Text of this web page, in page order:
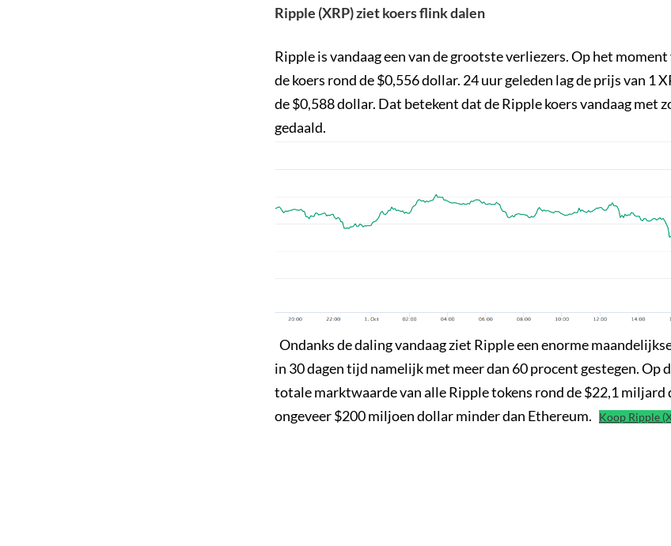
Ripple (XRP) ziet koers flink dalen
Ripple is vandaag een van de grootste verliezers. Op het
de koers rond de $0,556 dollar. 24 uur geleden lag de prijs van 1
de $0,588 dollar. Dat betekent dat de Ripple koers vandaag met
gedaald.
Ondanks de daling vandaag ziet Ripple een enorme
in 30 dagen tijd namelijk met meer dan 60 procent gestegen. Op
totale marktwaarde van alle Ripple tokens rond de $22,1 miljard
ongeveer $200 miljoen dollar minder dan Ethereum.
Koop Ripple